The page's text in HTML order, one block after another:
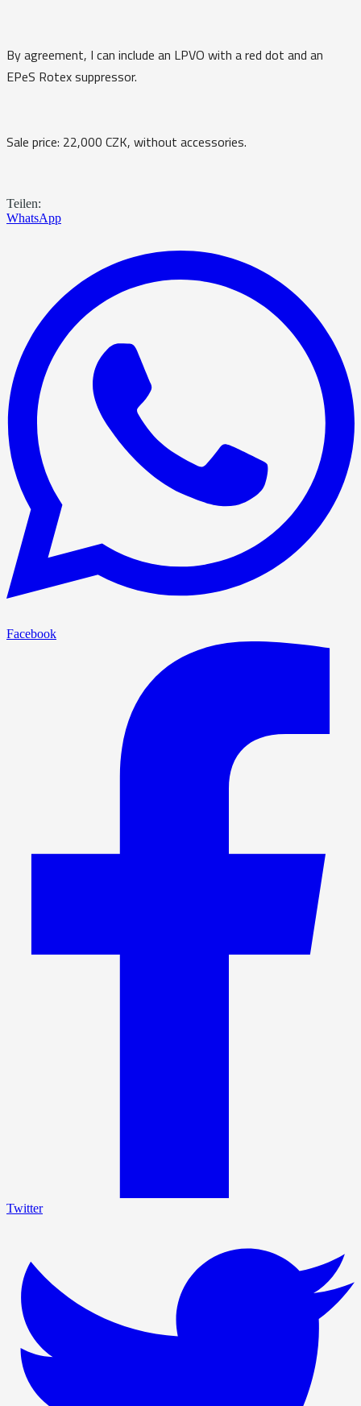
By agreement, I can include an LPVO with a red dot and an
EPeS Rotex suppressor.
Sale price: 22,000 CZK, without accessories.
Teilen:
WhatsApp
Facebook
Twitter